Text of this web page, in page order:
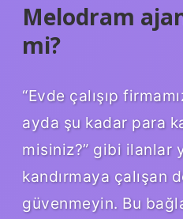
Melodram
mi?
“Evde çalışıp
ayda şu kadar para
misiniz?” gibi ilanlar
kandırmaya çalışan
güvenmeyin. Bu